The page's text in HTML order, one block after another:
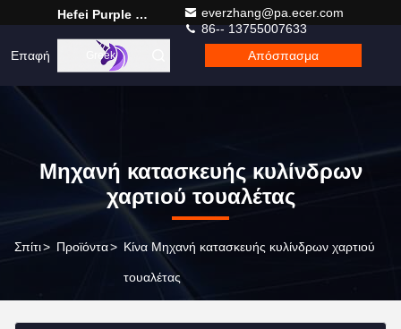
Hefei Purple Horn E-Commerce Co., Ltd.
everzhang@pa.ecer.com
86-- 13755007633
Επαφή
Greek Απόσπασμα
Μηχανή κατασκευής κυλίνδρων
χαρτιού τουαλέτας
Σπίτι> Προϊόντα> Κίνα Μηχανή κατασκευής κυλίνδρων χαρτιού
τουαλέτας